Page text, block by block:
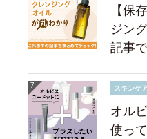
【保
ジン
記事
スキンケ
オル
使っ